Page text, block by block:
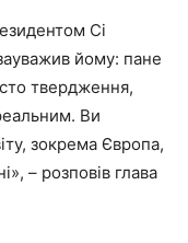
Сі
йому: пане
твердження,
Ви
зокрема Європа,
– розповів глава